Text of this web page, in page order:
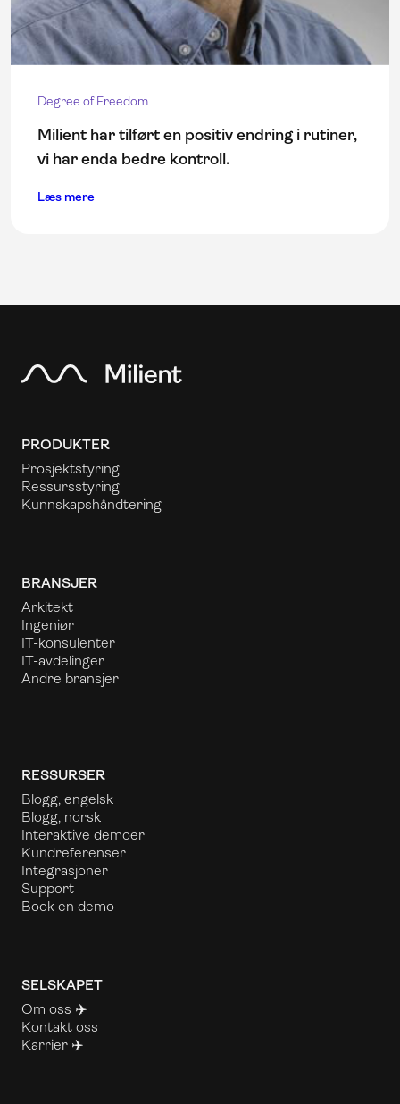
Degree of Freedom
Milient har tilført en positiv endring i rutiner,
vi har enda bedre kontroll.
Læs mere
PRODUKTER
Prosjektstyring
Ressursstyring
Kunnskapshåndtering
BRANSJER
Arkitekt
Ingeniør
IT-konsulenter
IT-avdelinger
Andre bransjer
RESSURSER
Blogg, engelsk
Blogg, norsk
Interaktive demoer
Kundreferenser
Integrasjoner
Support
Book en demo
SELSKAPET
Om oss ✈️
Kontakt oss
Karrier ✈️